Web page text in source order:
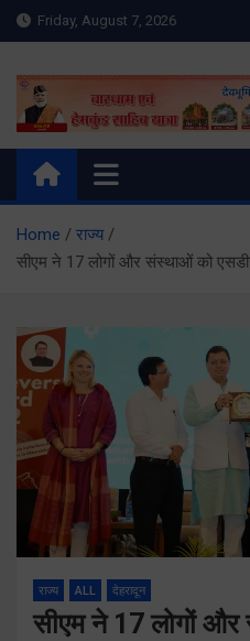
Skip
to
Friday, August 7, 2026
Meru Raibar |
News |
meruraibar.com
Home
राज्य
सीएम ने 17 लोगों और संस्थाओं को
राज्य ALL देहरादून
सीएम ने 17 लोगों